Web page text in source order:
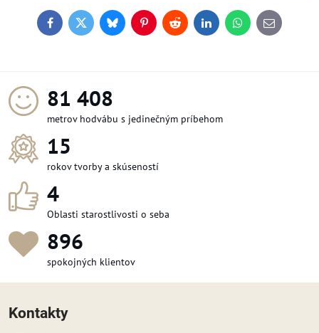
FacebookTwitterBlueskyPinterestReddit LinkedInWhatsApp
E-
mail
94 128
metrov hodvábu s jedinečným príbehom
15
rokov tvorby a skúseností
4
Oblasti starostlivosti o seba
1 036
spokojných klientov
Kontakty